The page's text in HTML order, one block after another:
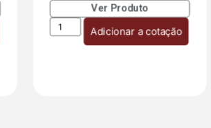
Ver Produto
Adicionar a cotação